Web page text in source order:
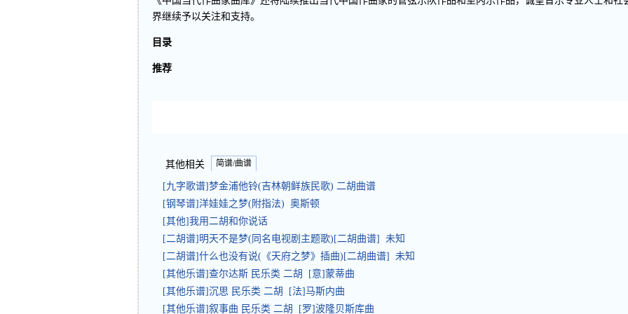
界继续予以关注和支持。
目录
推荐
其他相关 简谱/曲谱
[九字歌谱]梦金浦他铃(吉林朝鲜族民歌) 二胡曲谱
[钢琴谱]洋娃娃之梦(附指法) 奥斯顿
[其他]我用二胡和你说话
[二胡谱]明天不是梦(同名电视剧主题歌)[二胡曲谱] 未知
[二胡谱]什么也没有说(《天府之梦》插曲)[二胡曲谱] 未知
[其他乐谱]查尔达斯 民乐类 二胡 [意]蒙蒂曲
[其他乐谱]沉思 民乐类 二胡 [法]马斯内曲
[其他乐谱]叙事曲 民乐类 二胡 [罗]波隆贝斯库曲